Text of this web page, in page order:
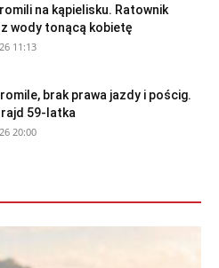
na kąpielisku. Ratownik
z wody tonącą kobietę
11:13
brak prawa jazdy i pościg.
59-latka
20:00